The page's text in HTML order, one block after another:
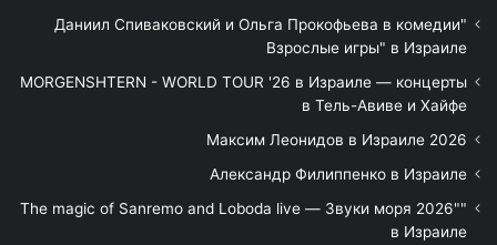
"Даниил Спиваковский и Ольга Прокофьева в комедии
Взрослые игры" в Израиле
MORGENSHTERN - WORLD TOUR '26 в Израиле — концерты
в Тель-Авиве и Хайфе
Максим Леонидов в Израиле 2026
Александр Филиппенко в Израиле
"The magic of Sanremo and Loboda live — Звуки моря 2026"
в Израиле